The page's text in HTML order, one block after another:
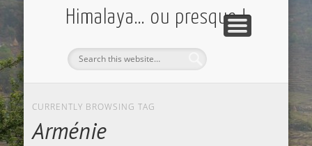
Himalaya… ou presque !
CURRENTLY BROWSING TAG
Arménie